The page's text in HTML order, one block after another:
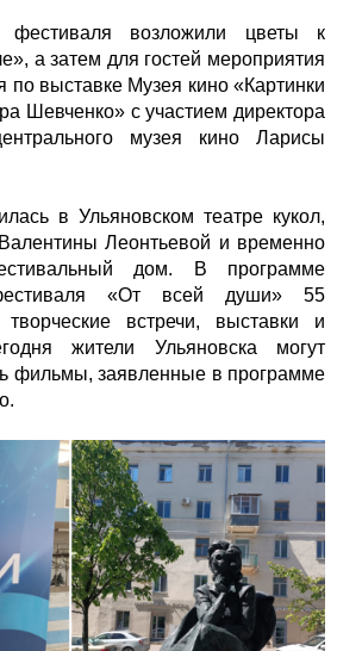
фестиваля возложили цветы к
а затем для гостей мероприятия
по выставке Музея кино «Картинки
Шевченко» с участием директора
музея кино Ларисы
в Ульяновском театре кукол,
Леонтьевой и временно
дом. В программе
«От всей души» 55
встречи, выставки и
жители Ульяновска могут
фильмы, заявленные в программе